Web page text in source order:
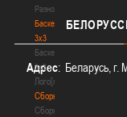
Разное
Баскетбол
3х3
Баскетбол
3х3
Лого[modid=121]
Сборные
Сборные
Адрес: Беларусь, г.